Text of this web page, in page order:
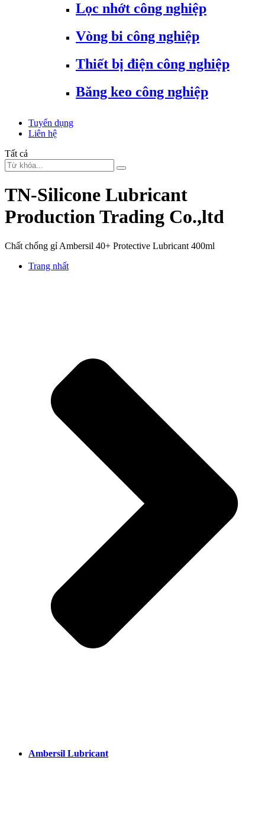
Lọc nhớt công nghiệp
Vòng bi công nghiệp
Thiết bị điện công nghiệp
Băng keo công nghiệp
Tuyển dụng
Liên hệ
Tất cả
TN-Silicone Lubricant
Production Trading Co.,ltd
Chất chống gỉ Ambersil 40+ Protective Lubricant 400ml
Trang nhất
Ambersil Lubricant